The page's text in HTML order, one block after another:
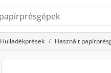
Hulladékprések Használt